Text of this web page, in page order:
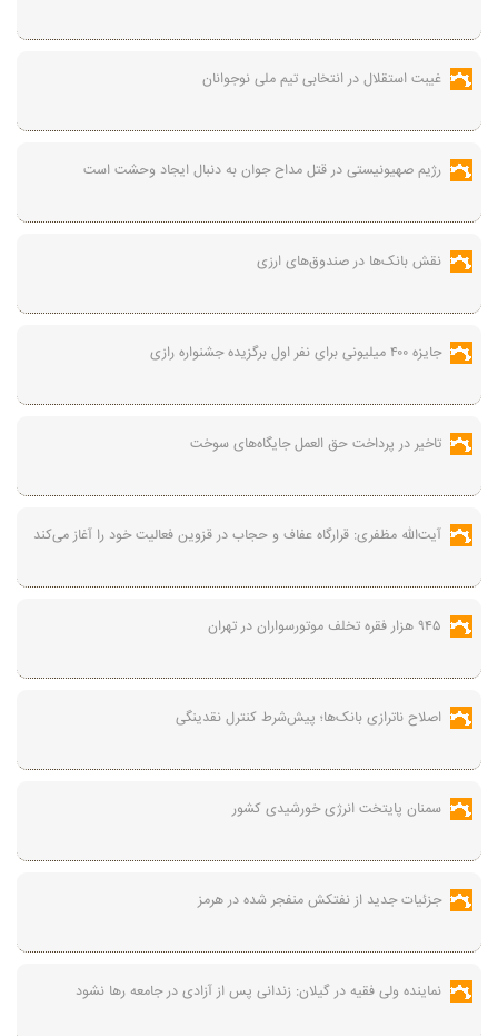
غیبت استقلال در انتخابی تیم ملی نوجوانان
رژیم صهیونیستی در قتل مداح جوان به دنبال ایجاد وحشت است
نقش بانک‌ها در صندوق‌های ارزی
جایزه ۴۰۰ میلیونی برای نفر اول برگزیده جشنواره رازی
تاخیر در پرداخت حق العمل جایگاه‌های سوخت
آیت‌الله مظفری: قرارگاه عفاف و حجاب در قزوین فعالیت خود را آغاز می‌کند
۹۴۵ هزار فقره تخلف موتورسواران در تهران
اصلاح ناترازی بانک‌ها؛ پیش‌شرط کنترل نقدینگی
سمنان پایتخت انرژی خورشیدی کشور
جزئیات جدید از نفتکش منفجر شده در هرمز
نماینده ولی فقیه در گیلان: زندانی پس از آزادی در جامعه رها نشود